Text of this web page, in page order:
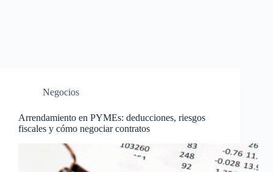
Negocios
Arrendamiento en PYMEs: deducciones, riesgos
fiscales y cómo negociar contratos